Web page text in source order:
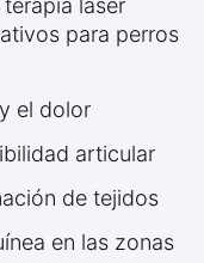
láser
para perros
el dolor
articular
de tejidos
en las zonas